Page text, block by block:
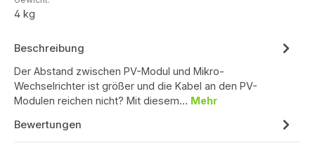
4 kg
Beschreibung
Der Abstand zwischen PV-Modul und Mikro-
Wechselrichter ist größer und die Kabel an den PV-
Modulen reichen nicht? Mit diesem… Mehr
Bewertungen